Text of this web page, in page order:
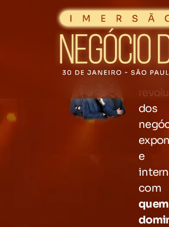
Saia
dos
e
com